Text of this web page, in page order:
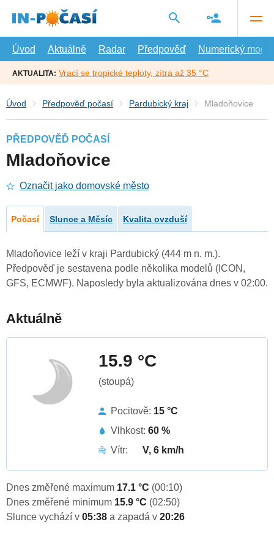
hlavní
Úvod
Aktuálně Radar Předpověď Numerický model
AKTUALITA: Vrací se tropické teploty, zítra až 35 °C
Úvod Předpověď počasí Pardubický kraj Mladoňovice
PŘEDPOVĚĎ POČASÍ
Mladoňovice
Označit jako domovské město
Počasí Slunce a Měsíc Kvalita ovzduší
Mladoňovice leží v kraji Pardubický (444 m n. m.).
Předpověď je sestavena podle několika modelů (ICON,
GFS, ECMWF). Naposledy byla aktualizována dnes v 02:00.
Aktuálně
15.9 °C
(stoupá)
Pocitově: 15 °C
Vlhkost: 60 %
Vítr:
V, 6 km/h
Dnes změřené maximum 17.1 °C (00:10)
Dnes změřené minimum 15.9 °C (02:50)
Slunce vychází v 05:38 a zapadá v 20:26